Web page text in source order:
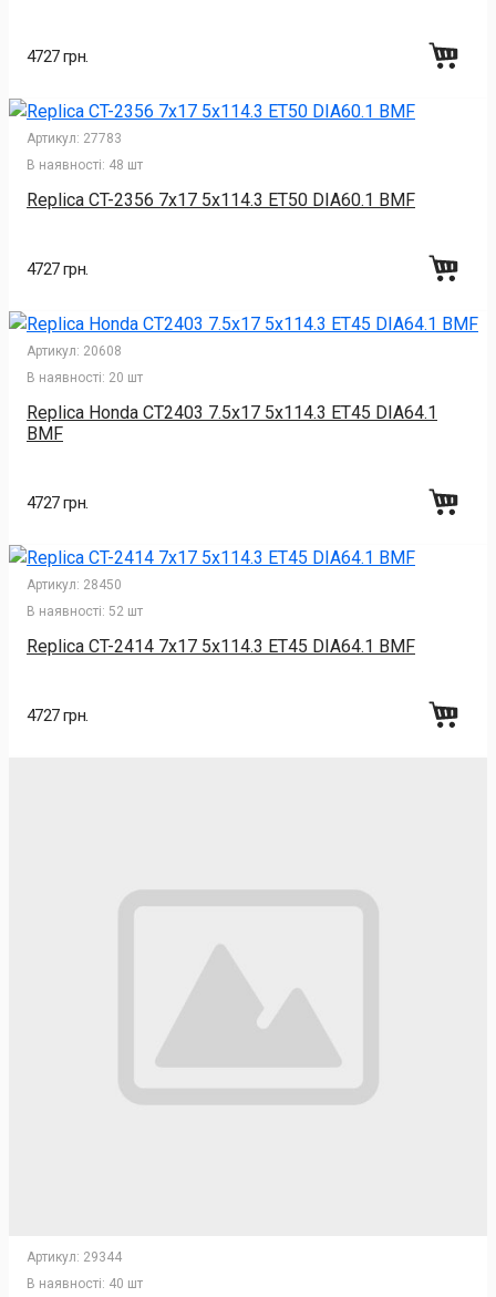
4727 грн.
Артикул: 27783
В наявності: 48 шт
Replica CT-2356 7x17 5x114.3 ET50 DIA60.1 BMF
4727 грн.
Артикул: 20608
В наявності: 20 шт
Replica Honda CT2403 7.5x17 5x114.3 ET45 DIA64.1
BMF
4727 грн.
Артикул: 28450
В наявності: 52 шт
Replica CT-2414 7x17 5x114.3 ET45 DIA64.1 BMF
4727 грн.
Артикул: 29344
В наявності: 40 шт